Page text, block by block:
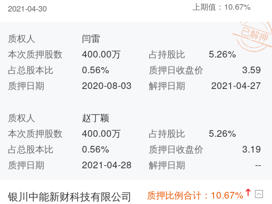
2021-04-30 上期值：10.67%
质权人
闫雷
本次质押股数
400.00万 占持股比
5.26%
占总股本比
0.56% 质押日收盘价
3.59
质押日期
2020-08-03 解押日期 2021-04-27
质权人
赵丁颖
本次质押股数
400.00万 占持股比
5.26%
占总股本比
0.56% 质押日收盘价
3.19
质押日期
2021-04-28 解押日期 --
银川中能新财科技有限公司 质押比例合计：10.67%